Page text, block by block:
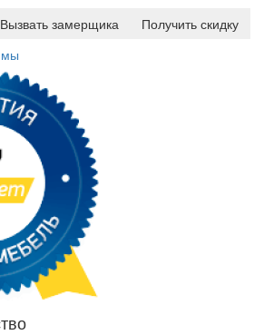
Вызвать замерщика
Получить скидку